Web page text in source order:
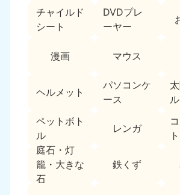
チャイルド
シート
DVDプレ
ーヤー
漫画 マウス
ヘルメット
パソコンケ
ース
ル
ペットボト
ル
レンガ
庭石・灯
籠・大きな
石
鉄くず
9:00〜19:00 年中無休 9:00〜
050-1881-5248
中国
岡山県
050-1881-5146
9:00〜19:00 年中無休
050-
9:00〜
広島県
050-1881-5144